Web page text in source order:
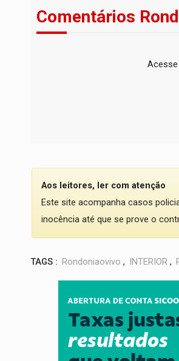
Comentários
Aos leitores, ler com atenção
Este site acompanha casos
inocência até que se prove o
TAGS : Rondoniaovivo , INTERIOR ,